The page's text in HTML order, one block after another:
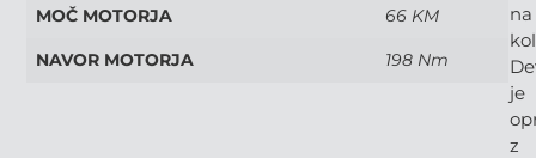
MOČ MOTORJA 66 KM
NAVOR MOTORJA 198 Nm
na
je
z